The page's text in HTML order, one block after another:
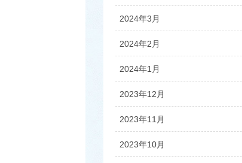
2024年3月
2024年2月
2024年1月
2023年12月
2023年11月
2023年10月